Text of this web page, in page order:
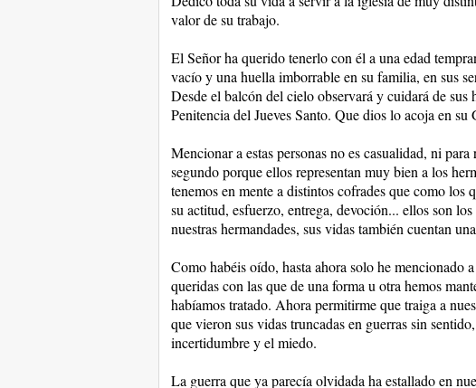
valor de su trabajo.
El Señor ha querido tenerlo con él a una edad
vacío y una huella imborrable en su familia, en sus
Desde el balcón del cielo observará y cuidará de
Penitencia del Jueves Santo. Que dios lo acoja en su
Mencionar a estas personas no es casualidad, ni
segundo porque ellos representan muy bien a los
tenemos en mente a distintos cofrades que como
su actitud, esfuerzo, entrega, devoción... ellos son
nuestras hermandades, sus vidas también cuentan
Como habéis oído, hasta ahora solo he mencionado
queridas con las que de una forma u otra hemos
habíamos tratado. Ahora permitirme que traiga a
que vieron sus vidas truncadas en guerras sin
incertidumbre y el miedo.
La guerra que ya parecía olvidada ha estallado en